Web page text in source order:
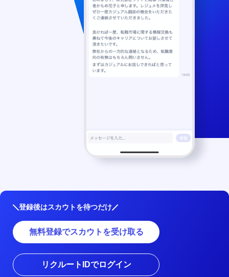
登録後はスカウトを待つだけ
無料登録でスカウトを受け取る
リクルートIDでログイン